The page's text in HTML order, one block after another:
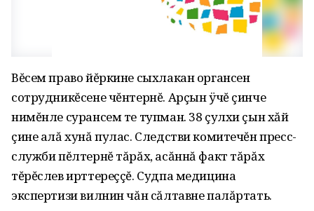
Вĕсем право йĕркине сыхлакан органсен
сотрудникĕсене чĕнтернĕ. Арçын ÿчĕ çинче
нимĕнле сурансем те тупман. 38 çулхи çын хăй
çине алă хунă пулас. Следстви комитечĕн пресс-
служби пĕлтернĕ тăрăх, асăннă факт тăрăх
тĕрĕслев ирттереççĕ. Судпа медицина
экспертизи вилнин чăн сăлтавне палăртать.